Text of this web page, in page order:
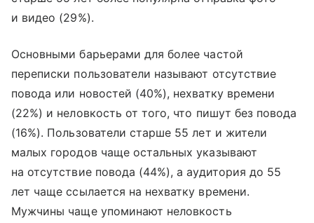
и видео (29%).
Основными барьерами для более частой
переписки пользователи называют отсутствие
повода или новостей (40%), нехватку времени
(22%) и неловкость от того, что пишут без повода
(16%). Пользователи старше 55 лет и жители
малых городов чаще остальных указывают
на отсутствие повода (44%), а аудитория до 55
лет чаще ссылается на нехватку времени.
Мужчины чаще упоминают неловкость